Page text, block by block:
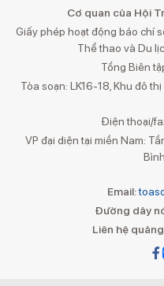
Cơ quan của Hội
Giấy phép hoạt động báo chí
Thể thao và Du
Tổng Biên
Tòa soạn: LK16-18, Khu đô
Điện thoại/
VP đại diện tại miền Nam:
Email:
Đường dây
Liên hệ